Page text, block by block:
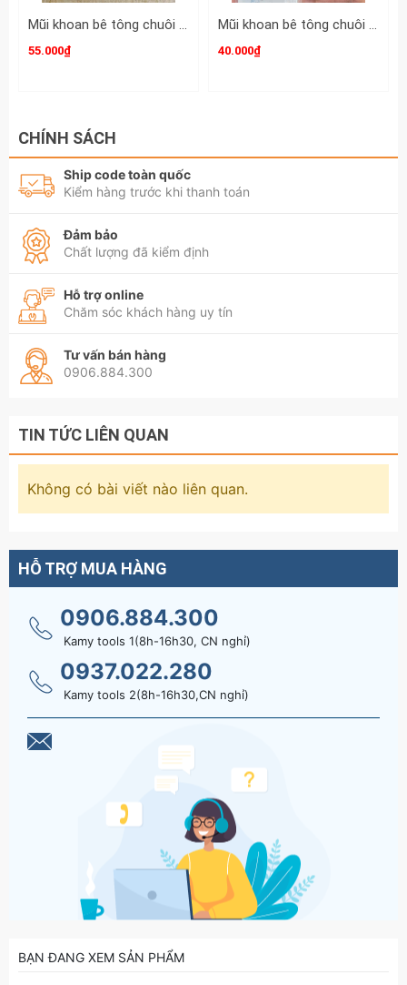
Mũi khoan bê tông chuôi gài SDS-Plus Makita 10mm dài 160mm 10x160mm D-00175
55.000₫
Mũi khoan bê tông chuôi gài SDS-Plus 1 Bosch 6mm dài 110mm 6x110mm 2608680262
40.000₫
CHÍNH SÁCH
Ship code toàn quốc
Kiểm hàng trước khi thanh toán
Đảm bảo
Chất lượng đã kiểm định
Hỗ trợ online
Chăm sóc khách hàng uy tín
Tư vấn bán hàng
0906.884.300
TIN TỨC LIÊN QUAN
Không có bài viết nào liên quan.
HỖ TRỢ MUA HÀNG
0906.884.300
Kamy tools 1(8h-16h30, CN nghỉ)
0937.022.280
Kamy tools 2(8h-16h30,CN nghỉ)
BẠN ĐANG XEM SẢN PHẨM